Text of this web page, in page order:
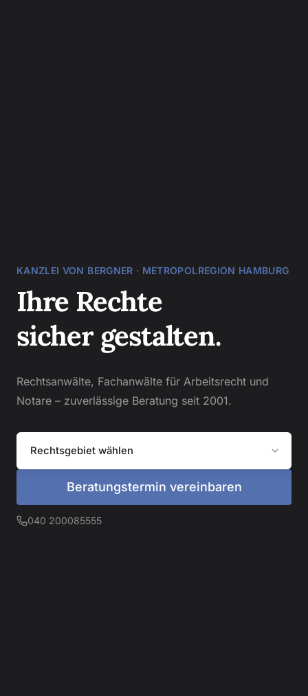
KANZLEI VON BERGNER · METROPOLREGION HAMBURG
Ihre Rechte
sicher gestalten.
Rechtsanwälte, Fachanwälte für Arbeitsrecht und
Notare – zuverlässige Beratung seit 2001.
Rechtsgebiet wählen
Beratungstermin vereinbaren
040 200085555